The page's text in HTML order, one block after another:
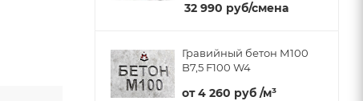
32 990 руб/смена
Гравийный бетон М100
B7,5 F100 W4
от4 260 руб /м³